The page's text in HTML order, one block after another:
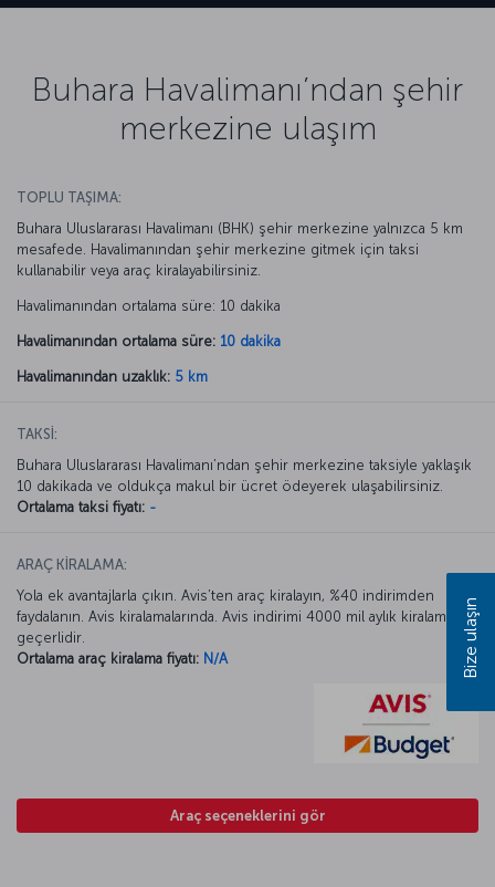
Buhara Havalimanı’ndan şehir
merkezine ulaşım
TOPLU TAŞIMA:
Buhara Uluslararası Havalimanı (BHK) şehir merkezine yalnızca 5 km
mesafede. Havalimanından şehir merkezine gitmek için taksi
kullanabilir veya araç kiralayabilirsiniz.
Havalimanından ortalama süre: 10 dakika
Havalimanından ortalama süre: 10 dakika
Havalimanından uzaklık: 5 km
TAKSİ:
Buhara Uluslararası Havalimanı’ndan şehir merkezine taksiyle yaklaşık
10 dakikada ve oldukça makul bir ücret ödeyerek ulaşabilirsiniz.
Ortalama taksi fiyatı: -
ARAÇ KİRALAMA:
Yola ek avantajlarla çıkın. Avis’ten araç kiralayın, %40 indirimden
faydalanın. Avis kiralamalarında. Avis indirimi 4000 mil aylık kiralamada
geçerlidir.
Ortalama araç kiralama fiyatı: N/A
Araç seçeneklerini gör
Bize ulaşın